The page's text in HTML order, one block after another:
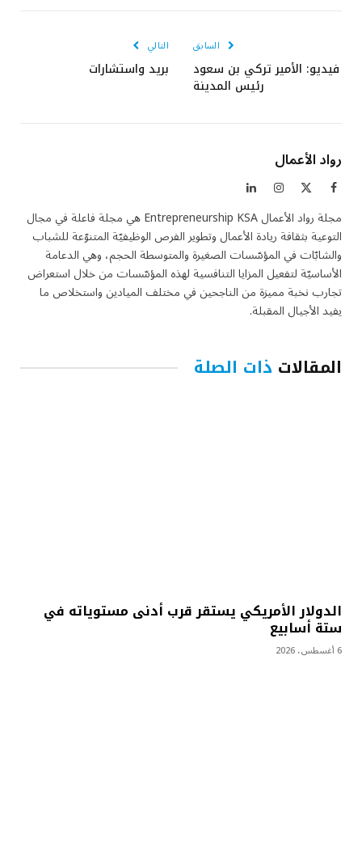
السابق
فيديو: الأمير تركي بن سعود
رئيس المدينة
التالي
بريد واستشارات
رواد الأعمال
فيسبوك الانستغراملينكدإن
مجلة رواد الأعمال Entrepreneurship KSA هي مجلة فاعلة في مجال
التوعية بثقافة ريادة الأعمال وتطوير الفرص الوظيفيّة المتنوّعة للشباب
والشابّات في المؤسّسات الصغيرة والمتوسطة الحجم، وهي الدعامة
الأساسيّة لتفعيل المزايا التنافسية لهذه المؤسّسات من خلال استعراض
تجارب نخبة مميزة من الناجحين في مختلف الميادين واستخلاص ما
يفيد الأجيال المقبلة.
المقالات ذات الصلة
الدولار الأمريكي يستقر قرب أدنى مستوياته في
ستة أسابيع
6 أغسطس، 2026